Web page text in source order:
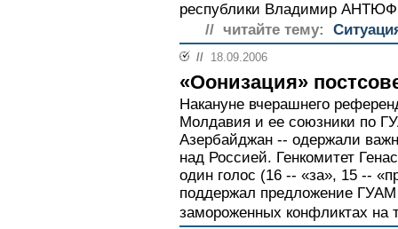
республики Владимир
// читайте тему:
// 18.09.2006
«Оонизация»
Накануне вчерашнего
Молдавия и ее союзники по
Азербайджан -- одержали
над Россией. Генкомитет
один голос (16 -- «за», 15 --
поддержал предложение ГУАМ
замороженных конфликтах на